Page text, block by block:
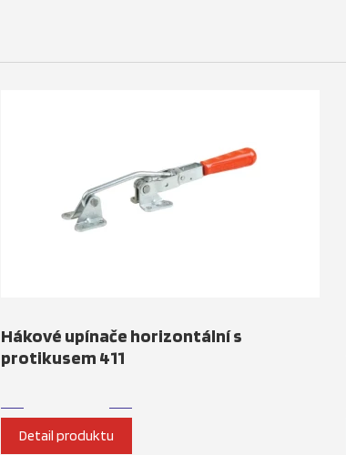
Hákové upínače horizontální s
protikusem 411
Detail produktu